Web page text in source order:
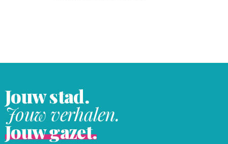
Jouw stad.
Jouw verhalen.
Jouw gazet.